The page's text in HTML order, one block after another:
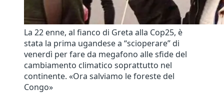
La 22 enne, al fianco di Greta alla Cop25, è
stata la prima ugandese a “scioperare” di
venerdì per fare da megafono alle sfide del
cambiamento climatico soprattutto nel
continente. «Ora salviamo le foreste del
Congo»